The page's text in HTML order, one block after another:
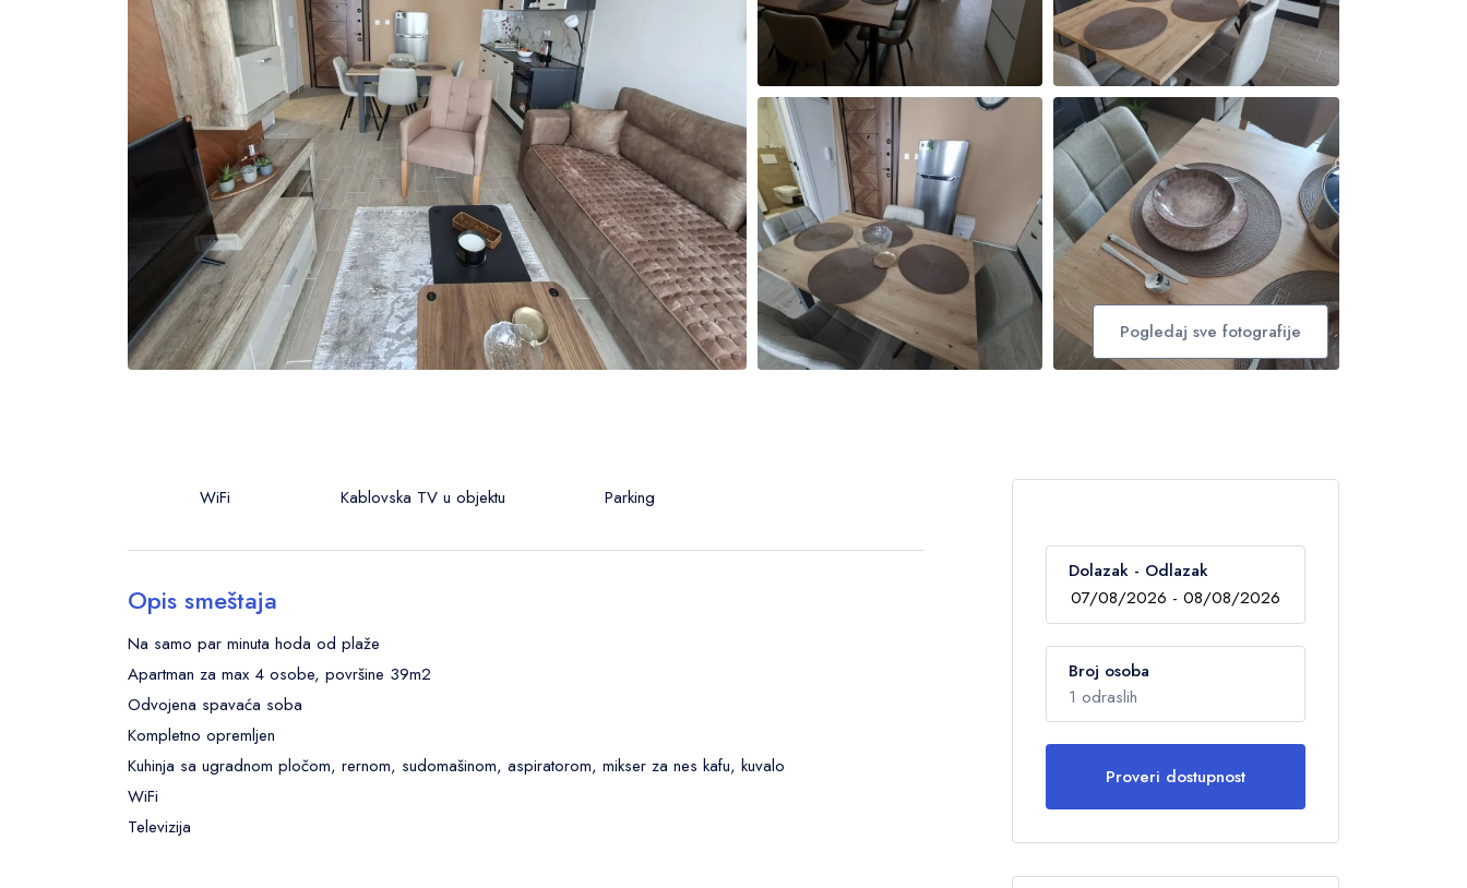
Pogledaj sve fotografije
WiFi Kablovska TV u objektu Parking
Opis smeštaja
Na samo par minuta hoda od plaže
Apartman za max 4 osobe, površine 39m2
Odvojena spavaća soba
Kompletno opremljen
Kuhinja sa ugradnom pločom, rernom, sudomašinom, aspiratorom, mikser za nes kafu, kuvalo
WiFi
Televizija
Dolazak - Odlazak
Broj osoba
1 odraslih
Odrasli
Deca
Proveri dostupnost